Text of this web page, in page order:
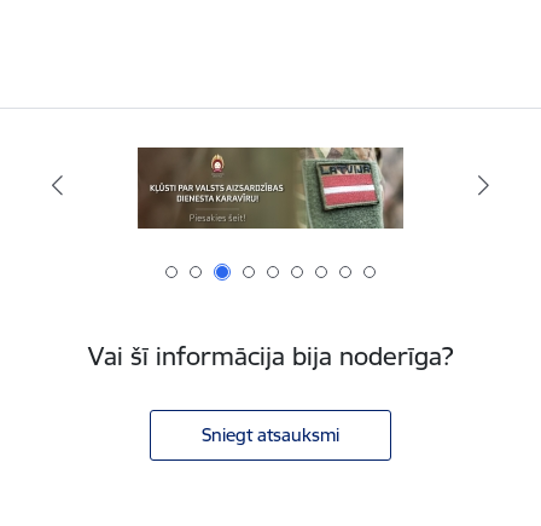
Vai šī informācija bija noderīga?
Sniegt atsauksmi